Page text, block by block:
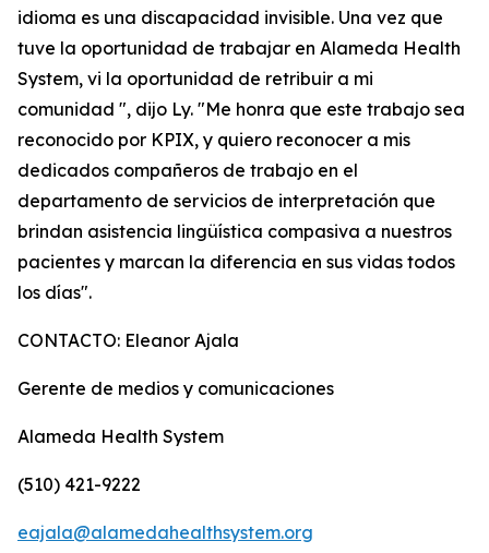
idioma es una discapacidad invisible. Una vez que
tuve la oportunidad de trabajar en Alameda Health
System, vi la oportunidad de retribuir a mi
comunidad ", dijo Ly. "Me honra que este trabajo sea
reconocido por KPIX, y quiero reconocer a mis
dedicados compañeros de trabajo en el
departamento de servicios de interpretación que
brindan asistencia lingüística compasiva a nuestros
pacientes y marcan la diferencia en sus vidas todos
los días".
CONTACTO: Eleanor Ajala
Gerente de medios y comunicaciones
Alameda Health System
(510) 421-9222
eajala@alamedahealthsystem.org